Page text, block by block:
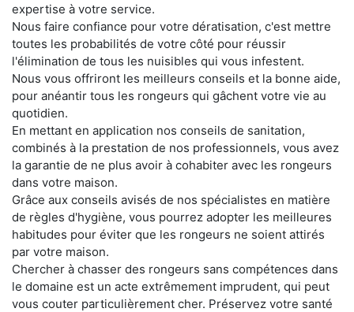
expertise à votre service.
Nous faire confiance pour votre dératisation, c'est mettre
toutes les probabilités de votre côté pour réussir
l'élimination de tous les nuisibles qui vous infestent.
Nous vous offriront les meilleurs conseils et la bonne aide,
pour anéantir tous les rongeurs qui gâchent votre vie au
quotidien.
En mettant en application nos conseils de sanitation,
combinés à la prestation de nos professionnels, vous avez
la garantie de ne plus avoir à cohabiter avec les rongeurs
dans votre maison.
Grâce aux conseils avisés de nos spécialistes en matière
de règles d'hygiène, vous pourrez adopter les meilleures
habitudes pour éviter que les rongeurs ne soient attirés
par votre maison.
Chercher à chasser des rongeurs sans compétences dans
le domaine est un acte extrêmement imprudent, qui peut
vous couter particulièrement cher. Préservez votre santé